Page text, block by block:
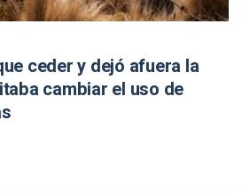
ceder y dejó afuera la
cambiar el uso de